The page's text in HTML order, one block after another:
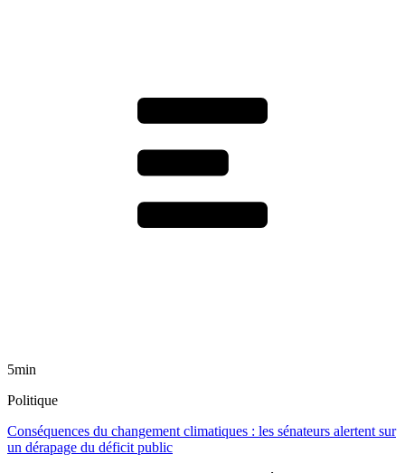
5min
Politique
Conséquences du changement climatiques : les sénateurs alertent sur
un dérapage du déficit public